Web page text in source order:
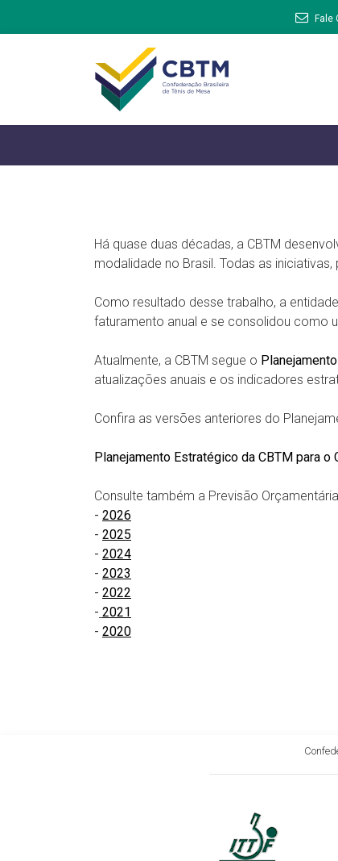
Fale
Há quase duas décadas, a CBTM
modalidade no Brasil. Todas as
Como resultado desse trabalho, a
faturamento anual e se consolidou como
Atualmente, a CBTM segue o
atualizações anuais e os indicadores
Confira as versões anteriores do
Planejamento Estratégico da CBTM para
Consulte também a Previsão
- 2026
- 2025
- 2024
- 2023
- 2022
- 2021
- 2020